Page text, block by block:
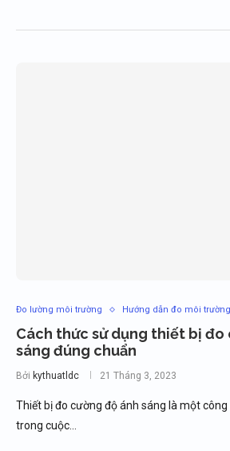
Đo lường môi trường Hướng dẫn đo môi trường
Cách thức sử dụng thiết bị đo
sáng đúng chuẩn
Bởi kythuatldc 21 Tháng 3, 2023
Thiết bị đo cường độ ánh sáng là một
trong cuộc…